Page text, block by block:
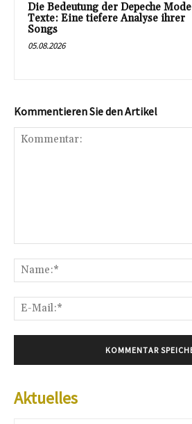
Die Bedeutung der Depeche Mode
Texte: Eine tiefere Analyse ihrer
Songs
05.08.2026
Kommentieren Sie den Artikel
Aktuelles